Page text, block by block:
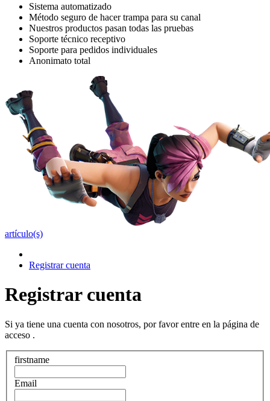
Sistema automatizado
Método seguro de hacer trampa para su canal
Nuestros productos pasan todas las pruebas
Soporte técnico receptivo
Soporte para pedidos individuales
Anonimato total
artículo(s)
Registrar cuenta
Registrar cuenta
Si ya tiene una cuenta con nosotros, por favor entre en la página de
acceso .
firstname
Email